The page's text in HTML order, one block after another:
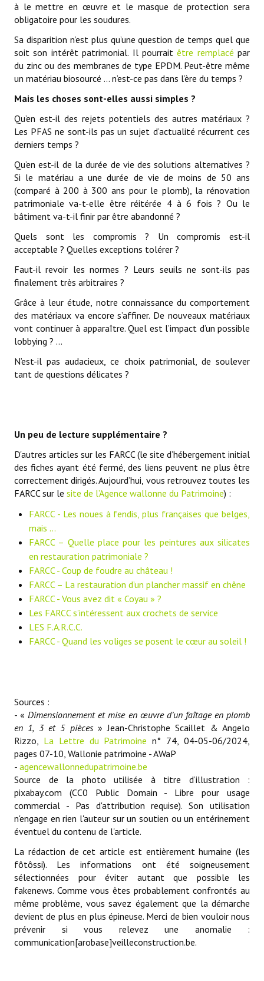
à le mettre en œuvre et le masque de protection sera
obligatoire pour les soudures.
Sa disparition n’est plus qu’une question de temps quel que
soit son intérêt patrimonial. Il pourraitêtre remplacé par
du zinc ou des membranes de type EPDM. Peut-être même
un matériau biosourcé … n’est-ce pas dans l’ère du temps ?
Mais les choses sont-elles aussi simples ?
Qu’en est-il des rejets potentiels des autres matériaux ?
Les PFAS ne sont-ils pas un sujet d’actualité récurrent ces
derniers temps ?
Qu’en est-il de la durée de vie des solutions alternatives ?
Si le matériau a une durée de vie de moins de 50 ans
(comparé à 200 à 300 ans pour le plomb), la rénovation
patrimoniale va-t-elle être réitérée 4 à 6 fois ? Ou le
bâtiment va-t-il finir par être abandonné ?
Quels sont les compromis ? Un compromis est-il
acceptable ? Quelles exceptions tolérer ?
Faut-il revoir les normes ? Leurs seuils ne sont-ils pas
finalement très arbitraires ?
Grâce à leur étude, notre connaissance du comportement
des matériaux va encore s’affiner. De nouveaux matériaux
vont continuer à apparaître. Quel est l’impact d’un possible
lobbying ? …
N’est-il pas audacieux, ce choix patrimonial, de soulever
tant de questions délicates ?
Un peu de lecture supplémentaire ?
D'autres articles sur les FARCC (le site d’hébergement initial
des fiches ayant été fermé, des liens peuvent ne plus être
correctement dirigés. Aujourd’hui, vous retrouvez toutes les
FARCC sur le site de l’Agence wallonne du Patrimoine) :
FARCC - Les noues à fendis, plus françaises que belges,
mais …
FARCC – Quelle place pour les peintures aux silicates
en restauration patrimoniale ?
FARCC - Coup de foudre au château !
FARCC – La restauration d’un plancher massif en chêne
FARCC - Vous avez dit « Coyau » ?
Les FARCC s’intéressent aux crochets de service
LES F.A.R.C.C.
FARCC - Quand les voliges se posent le cœur au soleil !
Sources :
- «Dimensionnement et mise en œuvre d’un faîtage en plomb
en 1, 3 et 5 pièces» Jean-Christophe Scaillet & Angelo
Rizzo, La Lettre du Patrimoine n° 74, 04-05-06/2024,
pages 07-10, Wallonie patrimoine - AWaP
- agencewallonnedupatrimoine.be
Source de la photo utilisée à titre d’illustration :
pixabay.com (CC0 Public Domain - Libre pour usage
commercial - Pas d'attribution requise). Son utilisation
n'engage en rien l'auteur sur un soutien ou un entérinement
éventuel du contenu de l'article.
La rédaction de cet article est entièrement humaine (les
fôtôssi). Les informations ont été soigneusement
sélectionnées pour éviter autant que possible les
fakenews. Comme vous êtes probablement confrontés au
même problème, vous savez également que la démarche
devient de plus en plus épineuse. Merci de bien vouloir nous
prévenir si vous relevez une anomalie :
communication[arobase]veilleconstruction.be.